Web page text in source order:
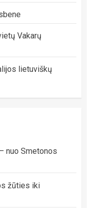
Vakarų
lietuviškų
nuo Smetonos
žūties iki